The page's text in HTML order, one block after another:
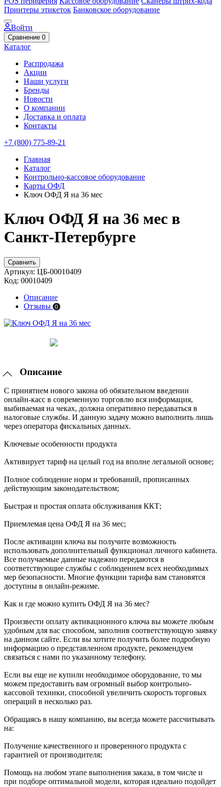
Принтеры этикеток Банковское оборудование
Войти
Сравнение 0
Каталог
Распродажа
Акции
Наши услуги
Бренды
Новости
О компании
Доставка и оплата
Контакты
+7 (800) 775-89-21
Главная
Каталог
Контрольно-кассовое оборудование
Карты ОФД
Ключ ОФД Я на 36 мес
Ключ ОФД Я на 36 мес в
Санкт-Петербурге
Сравнить
Артикул: ЦБ-00010409
Код: 00010409
Описание
Отзывы 0
Описание
С принятием нового закона об обязательном введении
онлайн-касс в современную торговлю вся информация,
выбиваемая на чеках, должна оперативно передаваться в
налоговые службы. И данную задачу можно выполнить лишь
через оператора фискальных данных.
Ключевые особенности продукта
Активирует тариф на целый год на вполне легальной основе;
Полное соблюдение норм и требований, прописанных
действующим законодательством;
Быстрая и простая оплата обслуживания ККТ;
Приемлемая цена ОФД Я на 36 мес;
После активации ключа вы получите возможность
использовать дополнительный функционал личного кабинета.
Все получаемые данные надежно передаются в
соответствующие службы с соблюдением всех необходимых
мер безопасности. Многие функции тарифа вам становятся
доступны в онлайн-режиме.
Как и где можно купить ОФД Я на 36 мес?
Произвести оплату активационного ключа вы можете любым
удобным для вас способом, заполнив соответствующую заявку
на данном сайте. Если вы хотите получить более подробную
информацию о представленном продукте, рекомендуем
связаться с нами по указанному телефону.
Если вы еще не купили необходимое оборудование, то мы
можем предоставить вам огромный выбор контрольно-
кассовой техники, способной увеличить скорость торговых
операций в несколько раз.
Обращаясь в нашу компанию, вы всегда можете рассчитывать
на:
Получение качественного и проверенного продукта с
гарантией от производителя;
Помощь на любом этапе выполнения заказа, в том числе и
при подборе оптимальной модели, которая идеально подойдет